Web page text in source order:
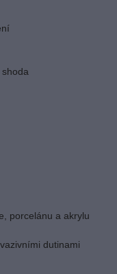
shoda
porcelánu a akrylu
dutinami